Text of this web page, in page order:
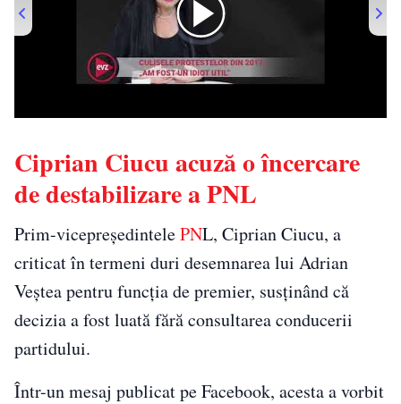
Ciprian Ciucu acuză o încercare
de destabilizare a PNL
Prim-vicepreședintelePNL, Ciprian Ciucu, a
criticat în termeni duri desemnarea lui Adrian
Veștea pentru funcția de premier, susținând că
decizia a fost luată fără consultarea conducerii
partidului.
Într-un mesaj publicat pe Facebook, acesta a vorbit